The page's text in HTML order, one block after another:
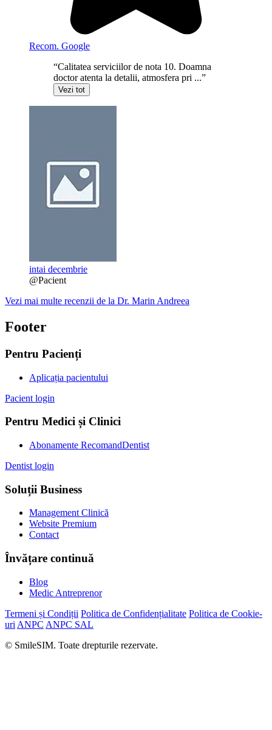
Recom. Google
“Calitatea serviciilor de nota 10. Doamna
doctor atenta la detalii, atmosfera pri ...”
Vezi tot
intai decembrie
@Pacient
Vezi mai multe recenzii de la Dr. Marin Andreea
Footer
Pentru Pacienți
Aplicația pacientului
Pacient login
Pentru Medici și Clinici
Abonamente RecomandDentist
Dentist login
Soluții Business
Management Clinică
Website Premium
Contact
Învățare continuă
Blog
Medic Antreprenor
Termeni și Condiții Politica de Confidențialitate Politica de Cookie-
uri ANPC ANPC SAL
© SmileSIM. Toate drepturile rezervate.